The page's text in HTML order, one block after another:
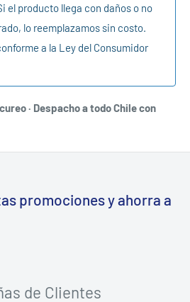
el producto llega con daños o no
lo reemplazamos sin costo.
a la Ley del Consumidor
· Despacho a todo Chile con
promociones y ahorra a
de Clientes